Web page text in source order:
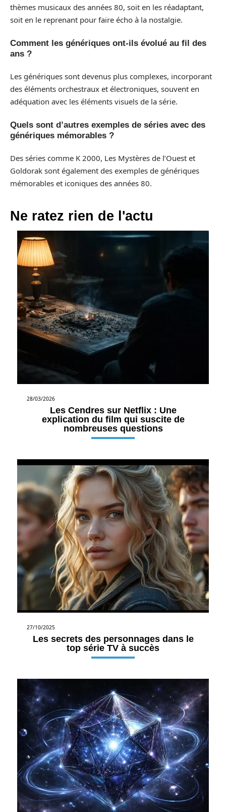
thèmes musicaux des années 80, soit en les réadaptant,
soit en le reprenant pour faire écho à la nostalgie.
Comment les génériques ont-ils évolué au fil des
ans ?
Les génériques sont devenus plus complexes, incorporant
des éléments orchestraux et électroniques, souvent en
adéquation avec les éléments visuels de la série.
Quels sont d’autres exemples de séries avec des
génériques mémorables ?
Des séries comme K 2000, Les Mystères de l’Ouest et
Goldorak sont également des exemples de génériques
mémorables et iconiques des années 80.
Ne ratez rien de l'actu
28/03/2026
Les Cendres sur Netflix : Une
explication du film qui suscite de
nombreuses questions
27/10/2025
Les secrets des personnages dans le
top série TV à succès